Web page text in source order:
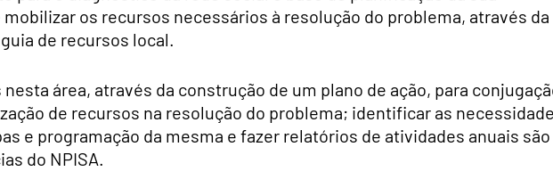
os recursos necessários à resolução do problema, através da
de recursos local.
área, através da construção de um plano de ação, para
de recursos na resolução do problema; identificar as
e programação da mesma e fazer relatórios de atividades anuais são
do NPISA.